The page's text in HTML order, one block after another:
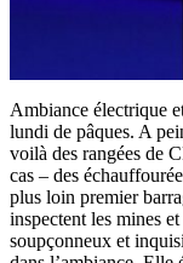
Ambiance électrique
lundi de pâques. A
voilà des rangées de
cas – des
plus loin premier
inspectent les mines
soupçonneux et